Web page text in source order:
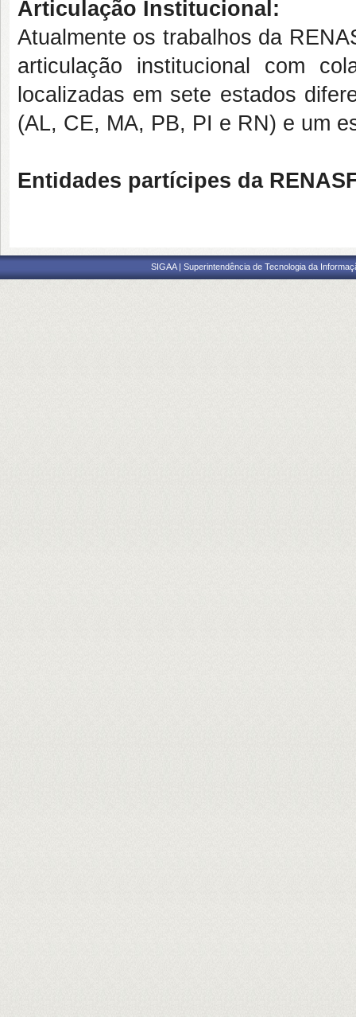
Articulação Institucional:
Atualmente os trabalhos da
articulação institucional com
localizadas em sete estados
(AL, CE, MA, PB, PI e RN) e um
Entidades partícipes da
SIGAA | Superintendência de Tecnologia da